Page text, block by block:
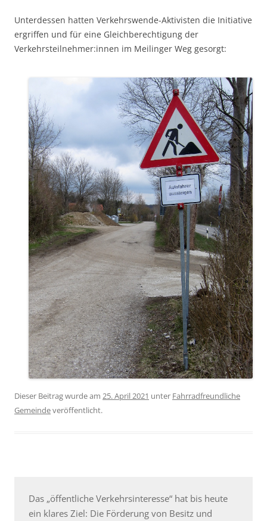
Unterdessen hatten Verkehrswende-Aktivisten die Initiative
ergriffen und für eine Gleichberechtigung der
Verkehrsteilnehmer:innen im Meilinger Weg gesorgt:
Dieser Beitrag wurde am 25. April 2021 unter Fahrradfreundliche
Gemeindeveröffentlicht.
Das „öffentliche Verkehrsinteresse“ hat bis heute
ein klares Ziel: Die Förderung von Besitz und